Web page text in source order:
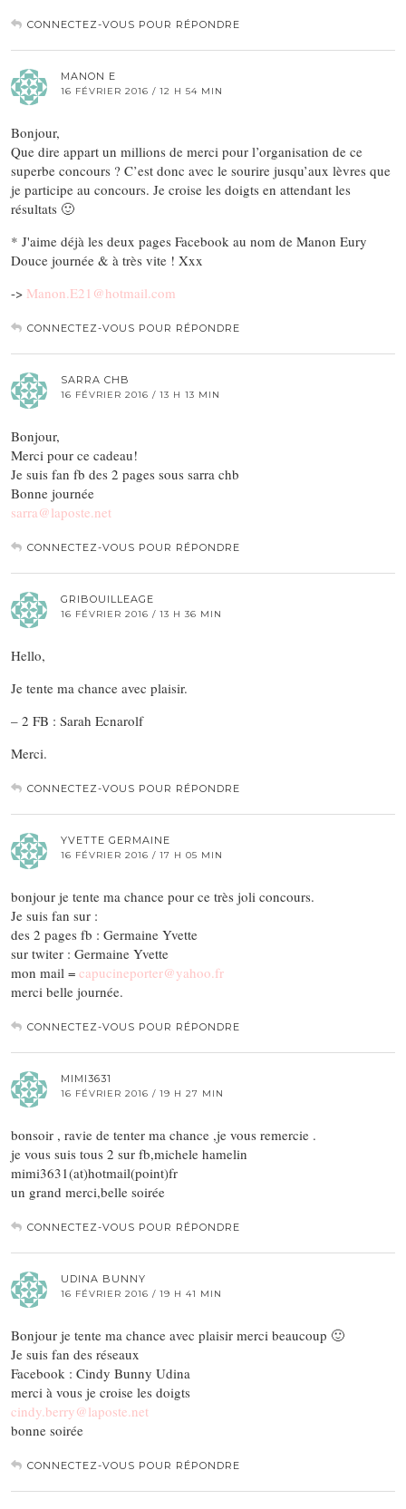
CONNECTEZ-VOUS POUR RÉPONDRE
MANON E
16 FÉVRIER 2016 / 12 H 54 MIN
Bonjour,
Que dire appart un millions de merci pour l’organisation de ce
superbe concours ? C’est donc avec le sourire jusqu’aux lèvres que
je participe au concours. Je croise les doigts en attendant les
résultats 🙂
* J'aime déjà les deux pages Facebook au nom de Manon Eury
Douce journée & à très vite ! Xxx
-> Manon.E21@hotmail.com
CONNECTEZ-VOUS POUR RÉPONDRE
SARRA CHB
16 FÉVRIER 2016 / 13 H 13 MIN
Bonjour,
Merci pour ce cadeau!
Je suis fan fb des 2 pages sous sarra chb
Bonne journée
sarra@laposte.net
CONNECTEZ-VOUS POUR RÉPONDRE
GRIBOUILLEAGE
16 FÉVRIER 2016 / 13 H 36 MIN
Hello,
Je tente ma chance avec plaisir.
– 2 FB : Sarah Ecnarolf
Merci.
CONNECTEZ-VOUS POUR RÉPONDRE
YVETTE GERMAINE
16 FÉVRIER 2016 / 17 H 05 MIN
bonjour je tente ma chance pour ce très joli concours.
Je suis fan sur :
des 2 pages fb : Germaine Yvette
sur twiter : Germaine Yvette
mon mail = capucineporter@yahoo.fr
merci belle journée.
CONNECTEZ-VOUS POUR RÉPONDRE
MIMI3631
16 FÉVRIER 2016 / 19 H 27 MIN
bonsoir , ravie de tenter ma chance ,je vous remercie .
je vous suis tous 2 sur fb,michele hamelin
mimi3631(at)hotmail(point)fr
un grand merci,belle soirée
CONNECTEZ-VOUS POUR RÉPONDRE
UDINA BUNNY
16 FÉVRIER 2016 / 19 H 41 MIN
Bonjour je tente ma chance avec plaisir merci beaucoup 🙂
Je suis fan des réseaux
Facebook : Cindy Bunny Udina
merci à vous je croise les doigts
cindy.berry@laposte.net
bonne soirée
CONNECTEZ-VOUS POUR RÉPONDRE